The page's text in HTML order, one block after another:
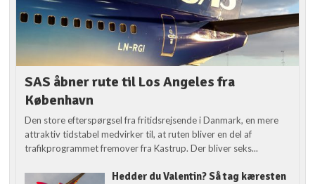
SAS åbner rute til Los Angeles fra
København
Den store efterspørgsel fra fritidsrejsende i Danmark, en mere
attraktiv tidstabel medvirker til, at ruten bliver en del af
trafikprogrammet fremover fra Kastrup. Der bliver seks...
Hedder du Valentin? Så tag kæresten